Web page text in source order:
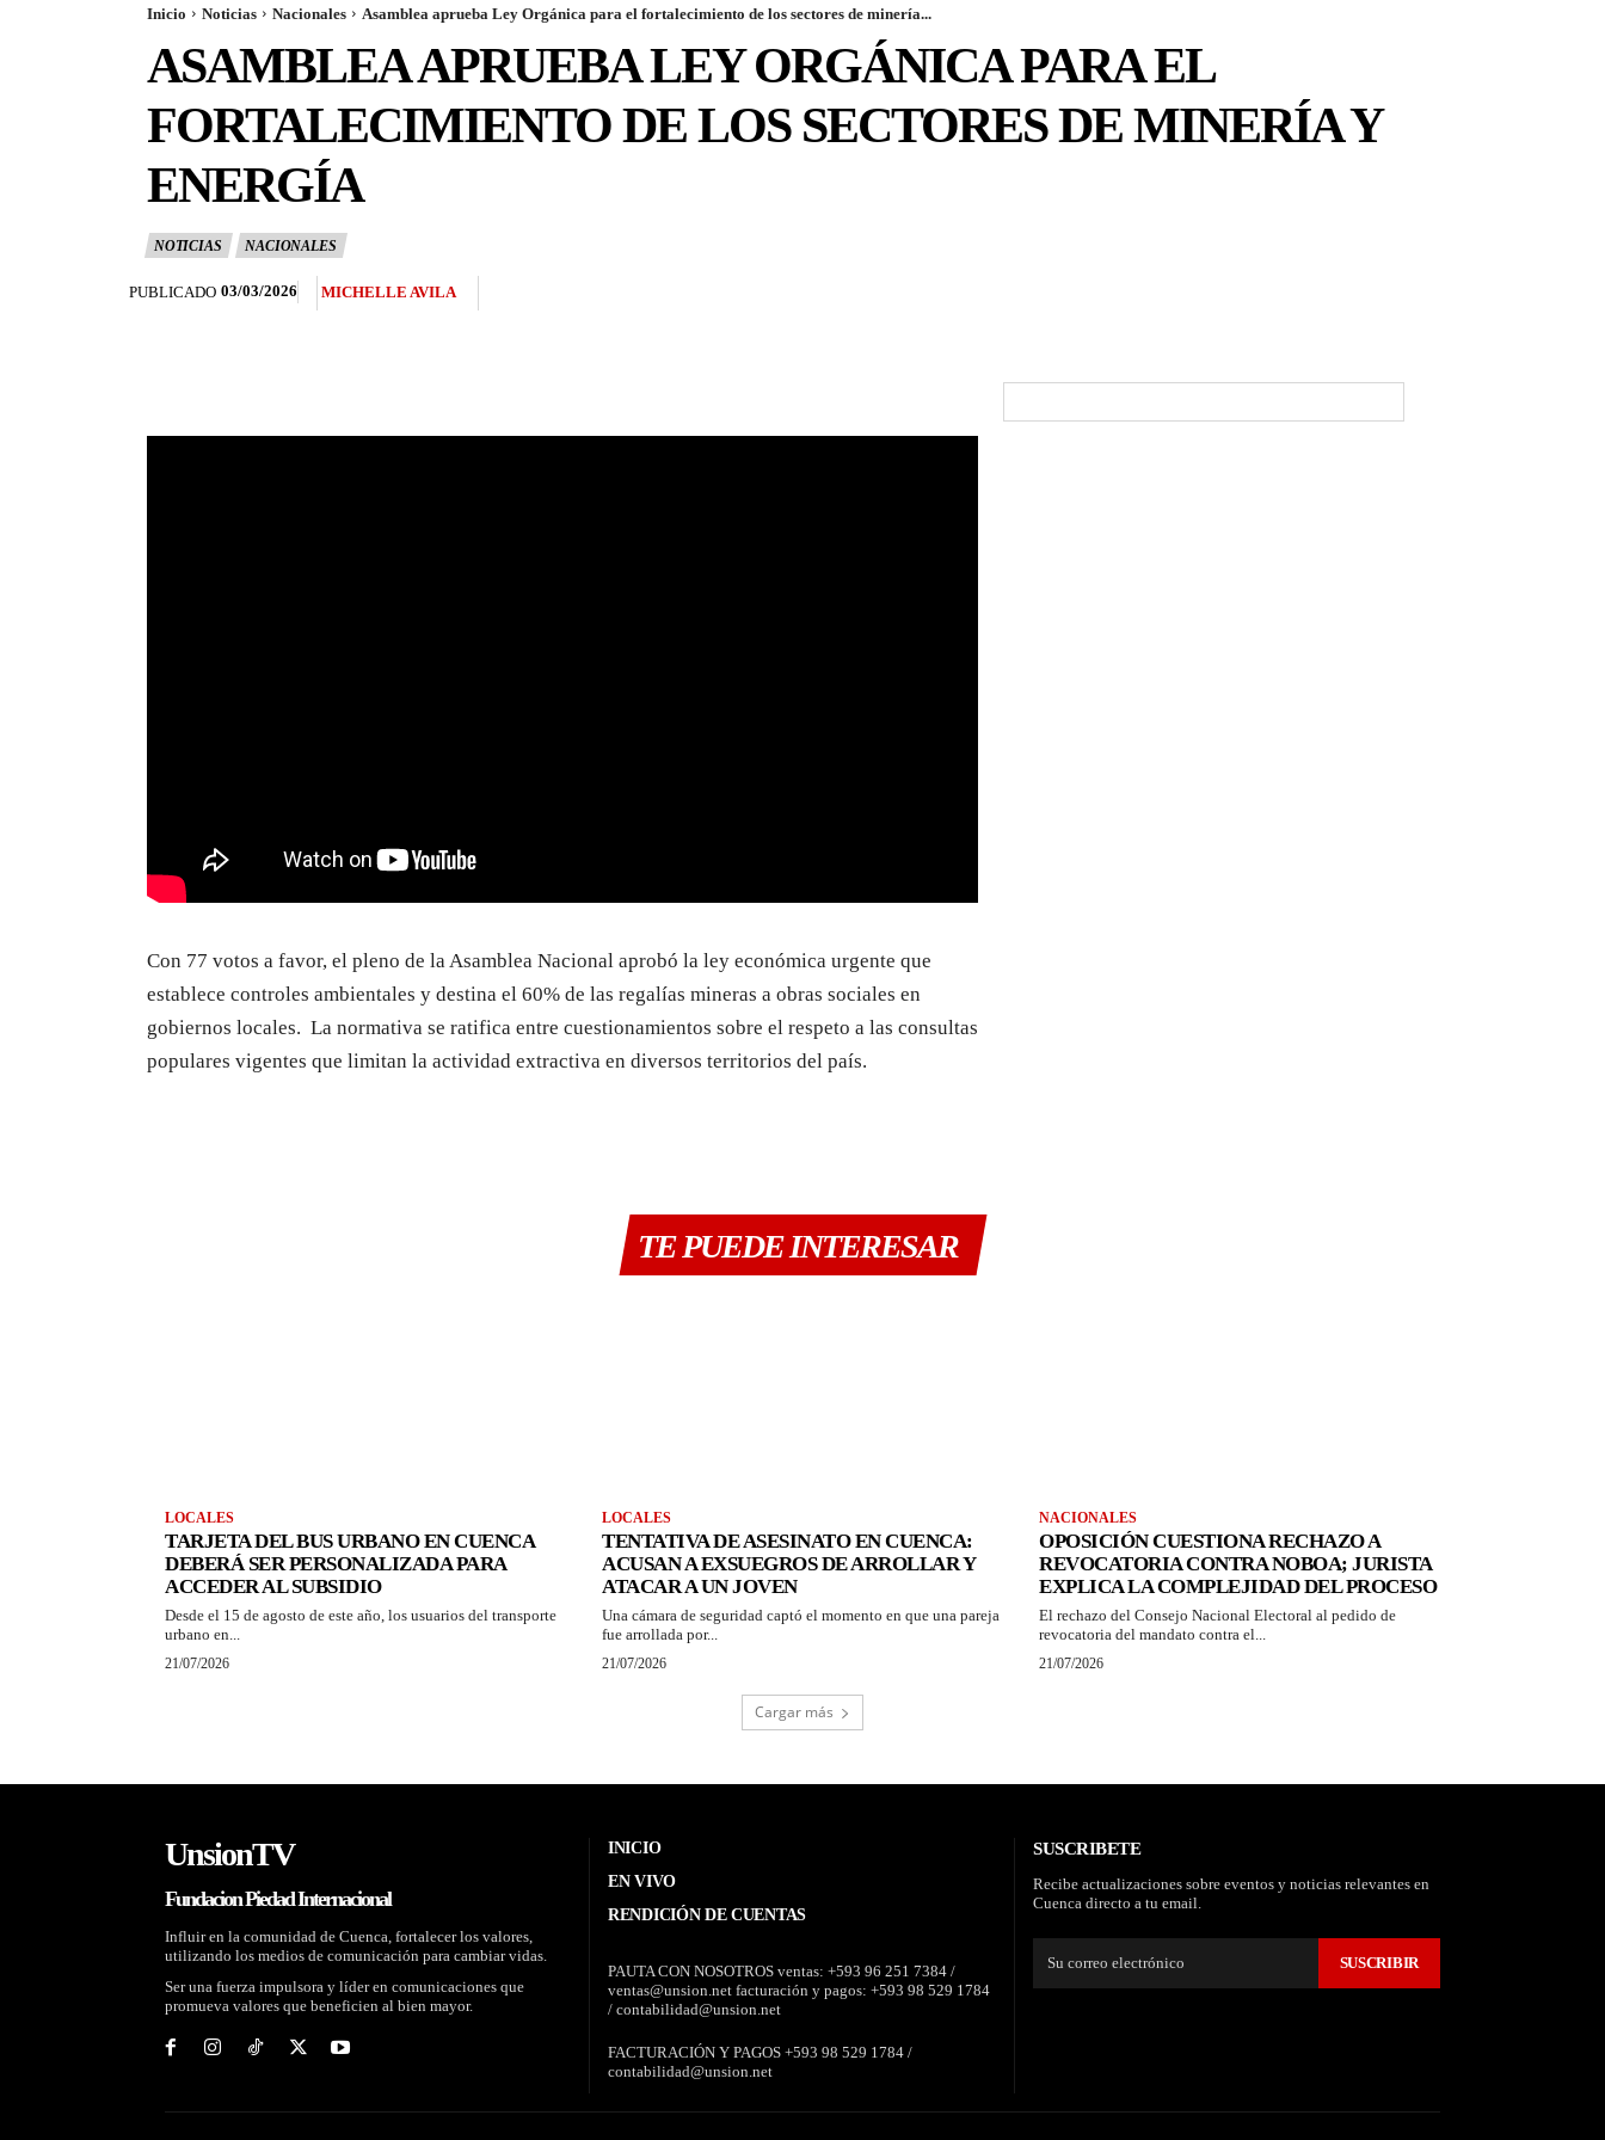
Inicio Noticias Nacionales Asamblea aprueba Ley Orgánica para el fortalecimiento de los sectores de minería...
ASAMBLEA APRUEBA LEY ORGÁNICA PARA EL
FORTALECIMIENTO DE LOS SECTORES DE MINERÍA Y
ENERGÍA
NOTICIAS NACIONALES
PUBLICADO 03/03/2026 MICHELLE AVILA
Con 77 votos a favor, el pleno de la Asamblea Nacional aprobó la ley económica urgente que
establece controles ambientales y destina el 60% de las regalías mineras a obras sociales en
gobiernos locales. La normativa se ratifica entre cuestionamientos sobre el respeto a las consultas
populares vigentes que limitan la actividad extractiva en diversos territorios del país.
TE PUEDE INTERESAR
LOCALES
TARJETA DEL BUS URBANO EN CUENCA
DEBERÁ SER PERSONALIZADA PARA
ACCEDER AL SUBSIDIO
Desde el 15 de agosto de este año, los usuarios del transporte
urbano en...
21/07/2026
LOCALES
TENTATIVA DE ASESINATO EN CUENCA:
ACUSAN A EXSUEGROS DE ARROLLAR Y
ATACAR A UN JOVEN
Una cámara de seguridad captó el momento en que una pareja
fue arrollada por...
21/07/2026
NACIONALES
OPOSICIÓN CUESTIONA RECHAZO A
REVOCATORIA CONTRA NOBOA; JURISTA
EXPLICA LA COMPLEJIDAD DEL PROCESO
El rechazo del Consejo Nacional Electoral al pedido de
revocatoria del mandato contra el...
21/07/2026
Cargar más
UnsionTV
Fundacion Piedad Internacional
Influir en la comunidad de Cuenca, fortalecer los valores,
utilizando los medios de comunicación para cambiar vidas.
Ser una fuerza impulsora y líder en comunicaciones que
promueva valores que beneficien al bien mayor.
INICIO
EN VIVO
RENDICIÓN DE CUENTAS
PAUTA CON NOSOTROS ventas: +593 96 251 7384 /
ventas@unsion.net facturación y pagos: +593 98 529 1784
/ contabilidad@unsion.net
FACTURACIÓN Y PAGOS +593 98 529 1784 /
contabilidad@unsion.net
SUSCRIBETE
Recibe actualizaciones sobre eventos y noticias relevantes en
Cuenca directo a tu email.
SUSCRIBIR